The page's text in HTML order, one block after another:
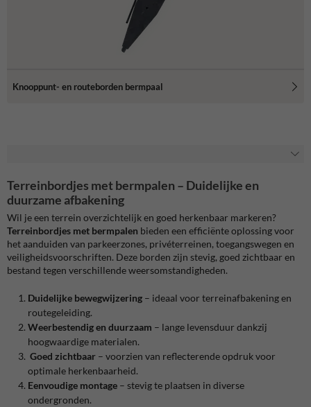
Knooppunt- en routeborden bermpaal
Terreinbordjes met bermpalen – Duidelijke en
duurzame afbakening
Wil je een terrein overzichtelijk en goed herkenbaar markeren?
Terreinbordjes met bermpalen bieden een efficiënte oplossing voor
het aanduiden van parkeerzones, privéterreinen, toegangswegen en
veiligheidsvoorschriften. Deze borden zijn stevig, goed zichtbaar en
bestand tegen verschillende weersomstandigheden.
Duidelijke bewegwijzering – ideaal voor terreinafbakening en
routegeleiding.
Weerbestendig en duurzaam – lange levensduur dankzij
hoogwaardige materialen.
Goed zichtbaar – voorzien van reflecterende opdruk voor
optimale herkenbaarheid.
Eenvoudige montage – stevig te plaatsen in diverse
ondergronden.